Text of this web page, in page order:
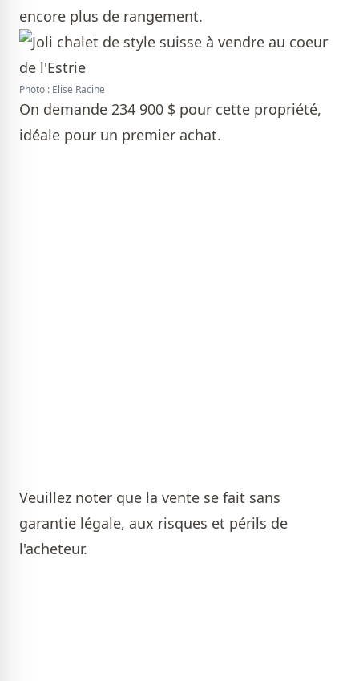
encore plus de rangement.
Photo : Elise Racine
On demande 234 900 $ pour cette propriété,
idéale pour un premier achat.
Veuillez noter que la vente se fait sans
garantie légale, aux risques et périls de
l'acheteur.